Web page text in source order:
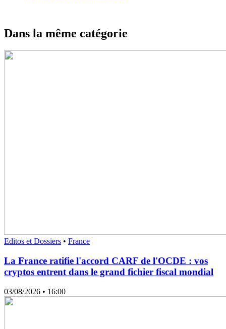
Dans la même catégorie
Editos et Dossiers • France
La France ratifie l'accord CARF de l'OCDE : vos
cryptos entrent dans le grand fichier fiscal mondial
03/08/2026 • 16:00